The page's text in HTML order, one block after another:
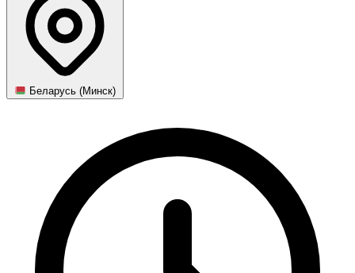
Беларусь (Минск)